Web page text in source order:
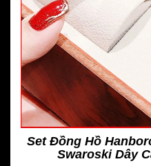
Set Đồng Hồ
Swaroski Dây